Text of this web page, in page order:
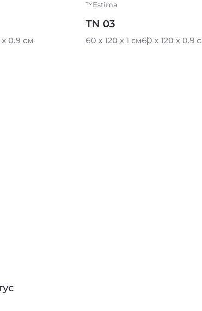
x 0.9 см
™Estima
TN 03
60 x 120 x 1 см60 x 120 x 0.9